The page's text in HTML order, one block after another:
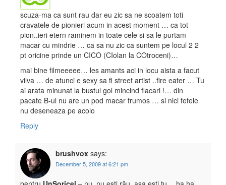
scuza-ma ca sunt rau dar eu zic sa ne scoatem toti
cravatele de pionieri acum in acest moment … ca tot
pion..ieri etern raminem in toate cele si sa le purtam
macar cu mindrie … ca sa nu zic ca suntem pe locul 2 2
pt oricine prinde un CICO (CIolan la COtroceni)…
mai bine filmeeeee… les amants aci in locu aista a facut
vilva … de atunci e sexy sa fi street artist ..fire eater … Tu
ai arata minunat la bustul gol mincind flacari !… din
pacate B-ul nu are un pod macar frumos … si nici fetele
nu deseneaza pe acolo
Reply
brushvox says:
December 5, 2009 at 6:21 pm